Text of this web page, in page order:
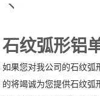
石纹弧形铝
如果您对我公司的石纹弧
的将竭诚为您提供石纹弧